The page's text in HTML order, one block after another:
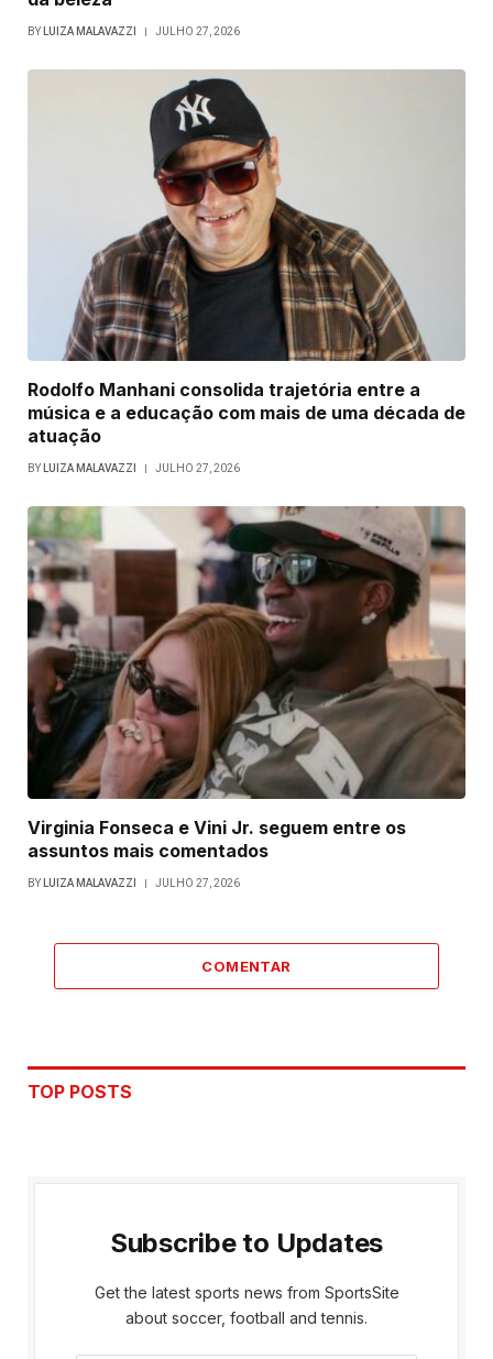
BY LUIZA MALAVAZZI JULHO 27, 2026
Rodolfo Manhani consolida trajetória entre a
música e a educação com mais de uma década de
atuação
BY LUIZA MALAVAZZI JULHO 27, 2026
Virginia Fonseca e Vini Jr. seguem entre os
assuntos mais comentados
BY LUIZA MALAVAZZI JULHO 27, 2026
COMENTAR
TOP POSTS
Subscribe to Updates
Get the latest sports news from SportsSite
about soccer, football and tennis.